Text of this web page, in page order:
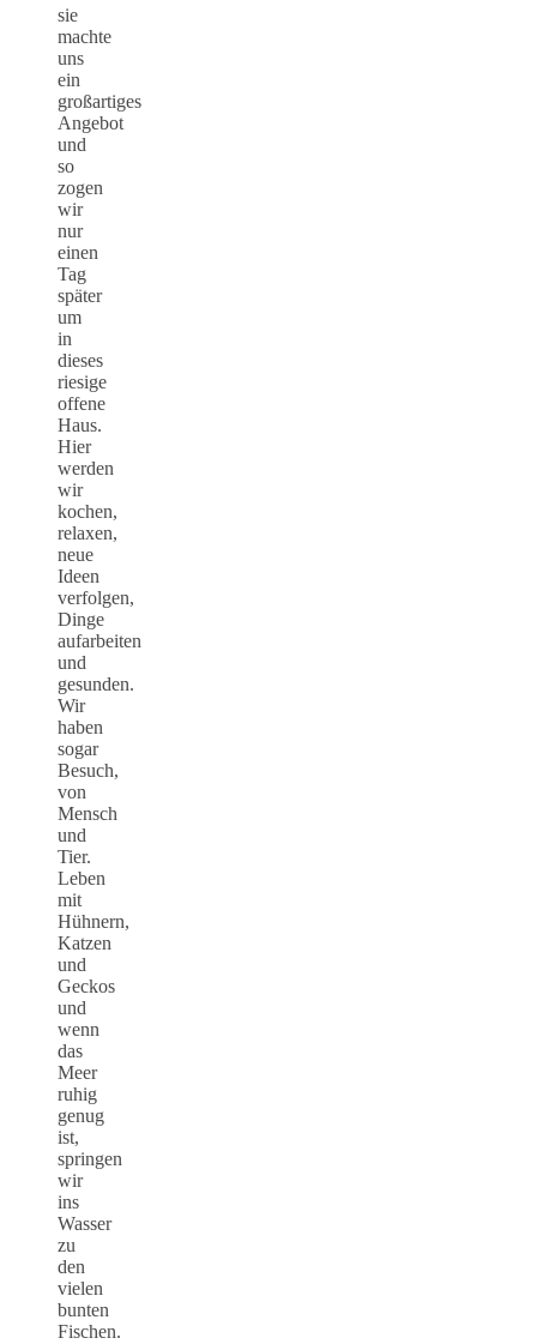
sie
machte
uns
ein
großartiges
Angebot
und
so
zogen
wir
nur
einen
Tag
später
um
in
dieses
riesige
offene
Haus.
Hier
werden
wir
kochen,
relaxen,
neue
Ideen
verfolgen,
Dinge
aufarbeiten
und
gesunden.
Wir
haben
sogar
Besuch,
von
Mensch
und
Tier.
Leben
mit
Hühnern,
Katzen
und
Geckos
und
wenn
das
Meer
ruhig
genug
ist,
springen
wir
ins
Wasser
zu
den
vielen
bunten
Fischen.